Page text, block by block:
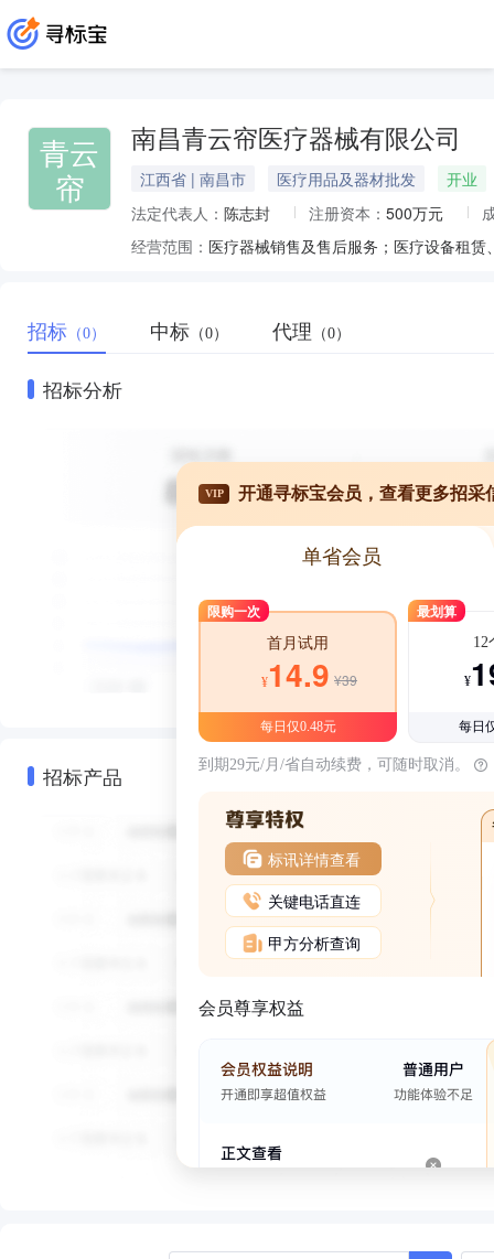
青云
帘
南昌青云帘医疗器械有限公司
江西省 | 南昌市 医疗用品及器材批发
开业
法定代表人： 陈志封 注册资本： 500万元
经营范围：
招标 （0） 中标 （0） 代理 （0）
招标分析
招标产品
VIP 开通寻标宝会员，查看更多招采
单省会员
限购一次
首月试用
¥14.9 ¥39
每日仅0.48元
最划算
12
¥
每日
到期29元/月/省自动续费，可随时取消。
标讯详情查看
关键电话直连
甲方分析查询
会员尊享权益